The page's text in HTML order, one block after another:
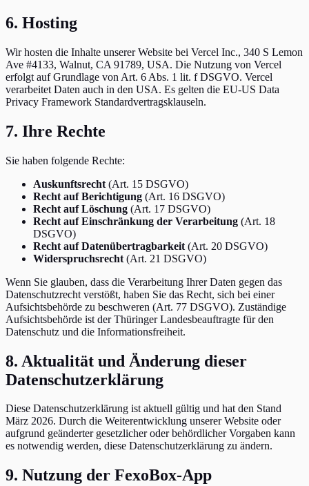
6. Hosting
Wir hosten die Inhalte unserer Website bei Vercel Inc., 340 S Lemon
Ave #4133, Walnut, CA 91789, USA. Die Nutzung von Vercel
erfolgt auf Grundlage von Art. 6 Abs. 1 lit. f DSGVO. Vercel
verarbeitet Daten auch in den USA. Es gelten die EU-US Data
Privacy Framework Standardvertragsklauseln.
7. Ihre Rechte
Sie haben folgende Rechte:
Auskunftsrecht (Art. 15 DSGVO)
Recht auf Berichtigung (Art. 16 DSGVO)
Recht auf Löschung (Art. 17 DSGVO)
Recht auf Einschränkung der Verarbeitung (Art. 18
DSGVO)
Recht auf Datenübertragbarkeit (Art. 20 DSGVO)
Widerspruchsrecht (Art. 21 DSGVO)
Wenn Sie glauben, dass die Verarbeitung Ihrer Daten gegen das
Datenschutzrecht verstößt, haben Sie das Recht, sich bei einer
Aufsichtsbehörde zu beschweren (Art. 77 DSGVO). Zuständige
Aufsichtsbehörde ist der Thüringer Landesbeauftragte für den
Datenschutz und die Informationsfreiheit.
8. Aktualität und Änderung dieser
Datenschutzerklärung
Diese Datenschutzerklärung ist aktuell gültig und hat den Stand
März 2026. Durch die Weiterentwicklung unserer Website oder
aufgrund geänderter gesetzlicher oder behördlicher Vorgaben kann
es notwendig werden, diese Datenschutzerklärung zu ändern.
9. Nutzung der FexoBox-App